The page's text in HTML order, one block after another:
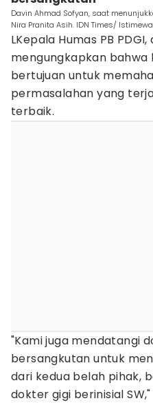
Davin Ahmad Sofyan, saat
Nira Pranita Asih. IDN Times/
LKepala Humas PB
mengungkapkan bahwa
bertujuan untuk
permasalahan yang
terbaik.
"Kami juga mendatangi
bersangkutan untuk
dari kedua belah pihak,
dokter gigi berinisial